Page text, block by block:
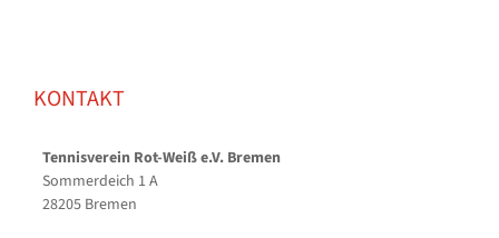
KONTAKT
Tennisverein Rot-Weiß e.V. Bremen
Sommerdeich 1 A
28205 Bremen